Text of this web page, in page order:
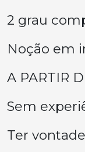
2 grau
Noção em
A PARTIR
Sem
Ter